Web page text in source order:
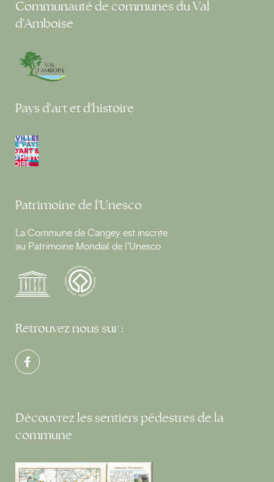
Communauté de communes du Val
d'Amboise
Pays d'art et d'histoire
Patrimoine de l'Unesco
La Commune de Cangey est inscrite
au Patrimoine Mondial de l'Unesco
Retrouvez nous sur :
Découvrez les sentiers pédestres de la
commune